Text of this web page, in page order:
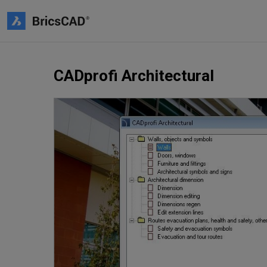
CADprofi Architectural